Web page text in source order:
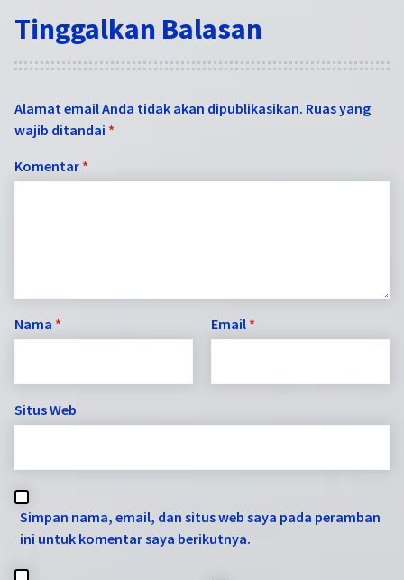
Tinggalkan Balasan
Alamat email Anda tidak akan dipublikasikan. Ruas yang
wajib ditandai *
Komentar *
Nama * Email *
Situs Web
Simpan nama, email, dan situs web saya pada peramban
ini untuk komentar saya berikutnya.